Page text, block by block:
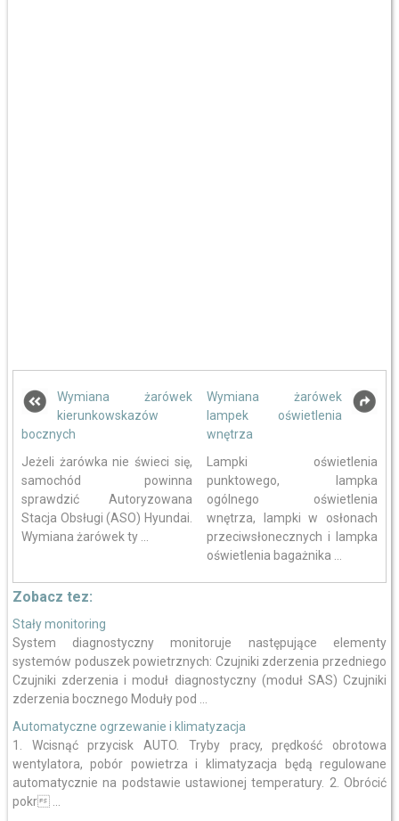
Wymiana żarówek
kierunkowskazów
bocznych
Jeżeli żarówka nie świeci się,
samochód powinna
sprawdzić Autoryzowana
Stacja Obsługi (ASO) Hyundai.
Wymiana żarówek ty ...
Wymiana żarówek
lampek oświetlenia
wnętrza
Lampki oświetlenia
punktowego, lampka
ogólnego oświetlenia
wnętrza, lampki w osłonach
przeciwsłonecznych i lampka
oświetlenia bagażnika ...
Zobacz tez:
Stały monitoring
System diagnostyczny monitoruje następujące elementy
systemów poduszek powietrznych: Czujniki zderzenia przedniego
Czujniki zderzenia i moduł diagnostyczny (moduł SAS) Czujniki
zderzenia bocznego Moduły pod ...
Automatyczne ogrzewanie i klimatyzacja
1. Wcisnąć przycisk AUTO. Tryby pracy, prędkość obrotowa
wentylatora, pobór powietrza i klimatyzacja będą regulowane
automatycznie na podstawie ustawionej temperatury. 2. Obrócić
pokr ...